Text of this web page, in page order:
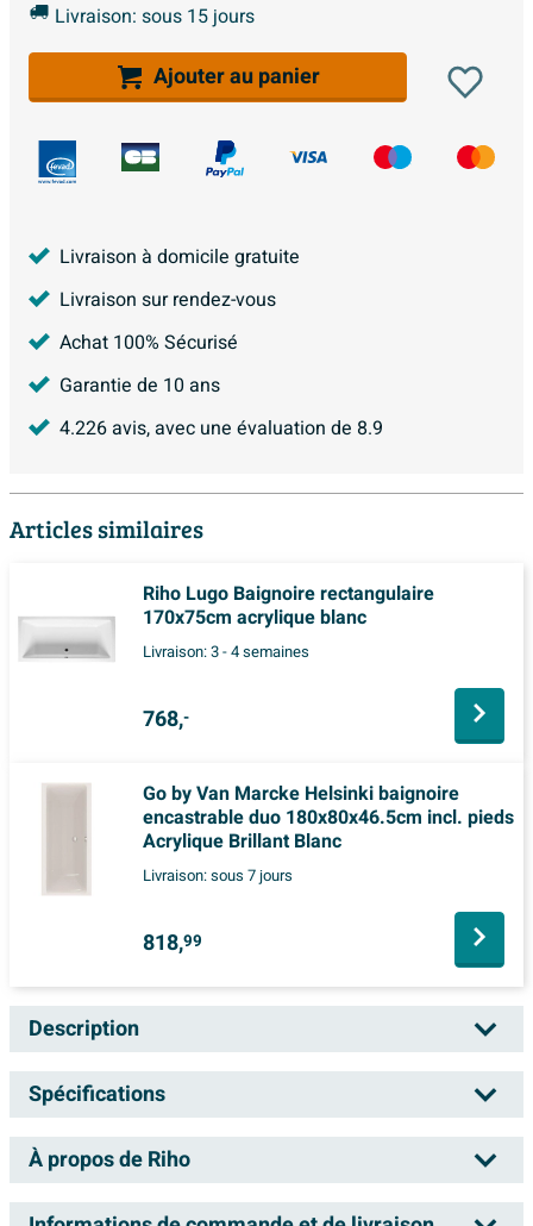
Livraison: sous 15 jours
Ajouter au panier
Livraison à domicile gratuite
Livraison sur rendez-vous
Achat 100% Sécurisé
Garantie de 10 ans
4.226avis, avec une évaluation de 8.9
Articles similaires
Riho Lugo Baignoire rectangulaire
170x75cm acrylique blanc
Livraison:3 - 4 semaines
768,-
Go by Van Marcke Helsinki baignoire
encastrable duo 180x80x46.5cm incl. pieds
Acrylique Brillant Blanc
Livraison:sous 7 jours
818,99
Description
RIHO Lusso Plus baignoire 170 × 80 cm blanc
brillant
Vous recherchez une baignoire confortable qui donne
une sensation d’espace sans prendre trop de place
Spécifications
Numéro d'article
Numéro de fournisseur
B006001005
À propos de Riho